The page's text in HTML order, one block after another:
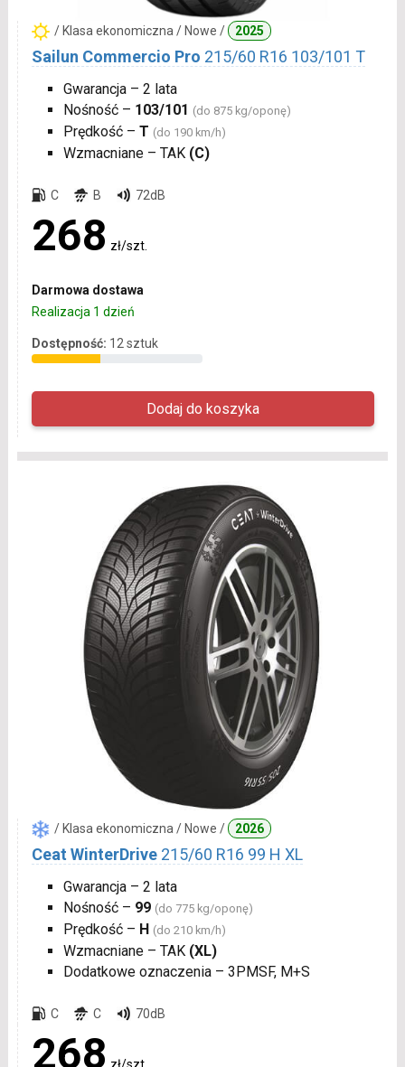
/ Klasa ekonomiczna / Nowe / 2025
Sailun Commercio Pro 215/60 R16 103/101 T
Gwarancja – 2 lata
Nośność – 103/101 (do 875 kg/oponę)
Prędkość – T (do 190 km/h)
Wzmacniane – TAK (C)
C B 72dB
268 zł/szt.
Darmowa dostawa
Realizacja 1 dzień
Dostępność: 12 sztuk
/ Klasa ekonomiczna / Nowe / 2026
Ceat WinterDrive 215/60 R16 99 H XL
Gwarancja – 2 lata
Nośność – 99 (do 775 kg/oponę)
Prędkość – H (do 210 km/h)
Wzmacniane – TAK (XL)
Dodatkowe oznaczenia – 3PMSF, M+S
C C 70dB
268